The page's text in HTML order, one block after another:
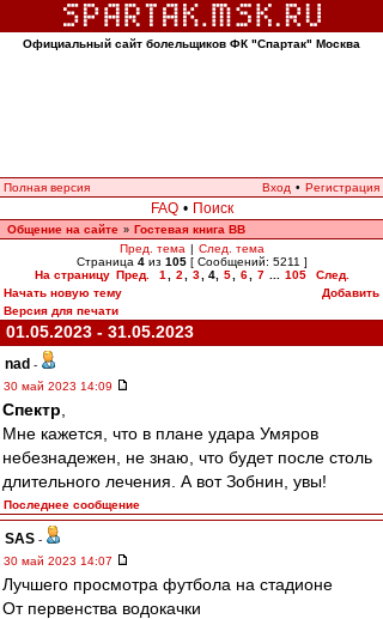
Официальный сайт болельщиков ФК "Спартак" Москва
Полная версия Вход • Регистрация
FAQ • Поиск
Общение на сайте » Гостевая книга ВВ
Пред. тема | След. тема
Страница 4из 105[ Сообщений: 5211 ]
На страницу Пред. 1 2 3 4, 5 6 7 105
След.
Начать новую тему
Добавить
Версия для печати
01.05.2023 - 31.05.2023
nad -
30 май 2023 14:09
Спектр
Мне кажется, что в плане удара Умяров
небезнадежен, не знаю, что будет после столь
длительного лечения. А вот Зобнин, увы!
Последнее сообщение
SAS -
30 май 2023 14:07
Лучшего просмотра футбола на стадионе
От первенства водокачки